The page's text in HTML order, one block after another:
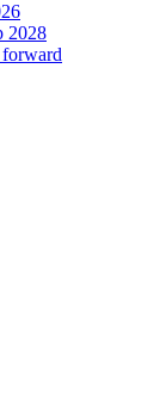
2028
forward